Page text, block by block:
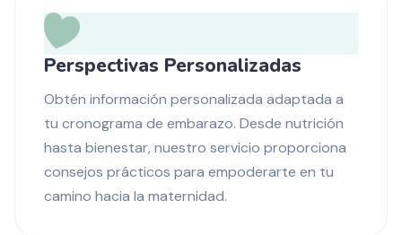
Perspectivas Personalizadas
Obtén información personalizada adaptada a
tu cronograma de embarazo. Desde nutrición
hasta bienestar, nuestro servicio proporciona
consejos prácticos para empoderarte en tu
camino hacia la maternidad.